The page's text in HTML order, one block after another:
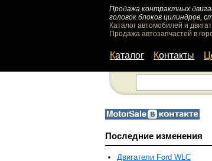
Продажа контрактных
головок блоков цилиндров,
Каталог автомобилей и
Продажа автозапчастей в
Каталог Контакты
Последние изменения
Двигатели Ford WLC